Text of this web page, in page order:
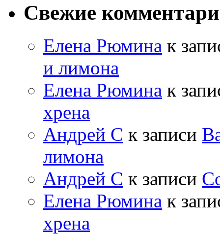
Свежие
Елена Рюмина к
и лимона
Елена Рюмина к
хрена
Андрей С к записи
лимона
Андрей С к записи
Елена Рюмина к
хрена